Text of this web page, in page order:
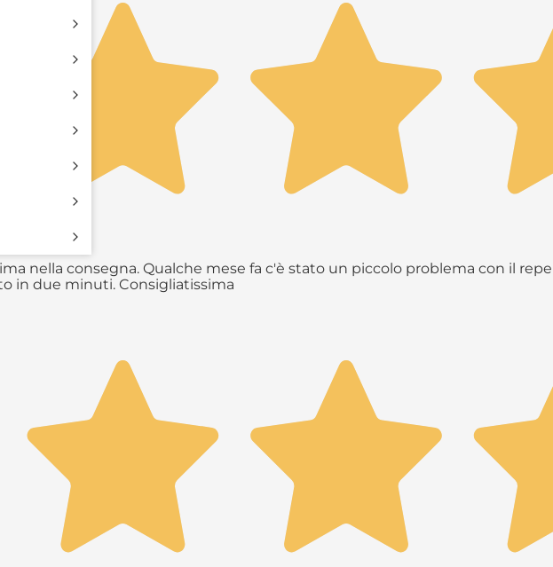
nella consegna. Qualche mese fa c'è stato un piccolo problema con il
in due minuti. Consigliatissima